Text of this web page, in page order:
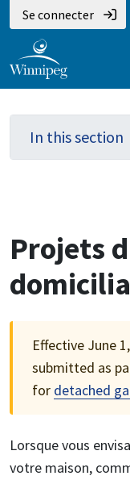
Aller
au
contenu
principal
Skip
to
main
menu
Skip
to
footer
Se connecter
In this section
Projets
Effective June
submitted as
for detached
Lorsque vous
votre maison,